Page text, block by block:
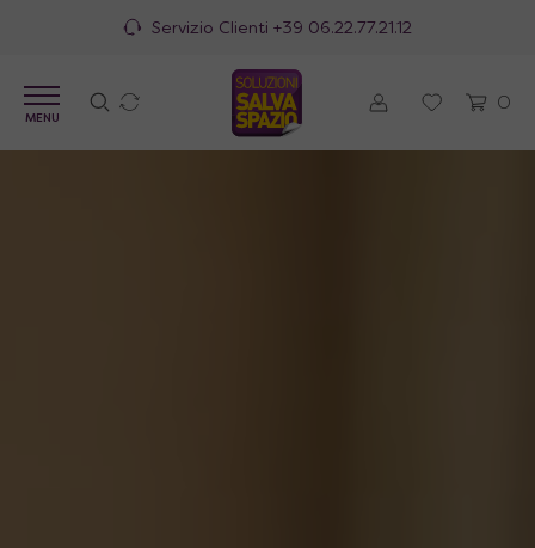
100% Made in Italy
0
MENU